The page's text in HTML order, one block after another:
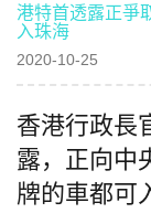
港特首透露正爭
入珠海
2020-10-25
香港行政長
露，正向中
牌的車都可